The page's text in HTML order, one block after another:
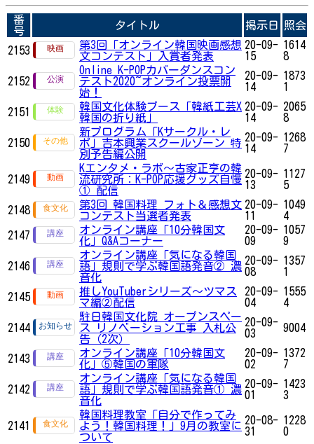
番
号
タイトル 掲示日 照会
2153
第3回「オンライン韓国映画感想
文コンテスト」入賞者発表
20-09-
15
1614
8
2152
Online K-POPカバーダンスコン
テスト2020~オンライン投票開
始！
20-09-
14
1873
1
2151
韓国文化体験ブース「韓紙工芸X
韓国の折り紙」
20-09-
14
2065
8
2150
新プログラム「Kサークル・レ
ポ」吉本興業スクールゾーン 特
別予告編公開
20-09-
14
1268
7
2149
Kエンタメ・ラボ～古家正亨の韓
流研究所：K-POP応援グッズ自慢
① 配信
20-09-
13
1127
5
2148
第3回 韓国料理 フォト＆感想文
コンテスト当選者発表
20-09-
11
1049
4
2147
オンライン講座「10分韓国文
化」Q&Aコーナー
20-09-
09
1057
9
2146
オンライン講座「気になる韓国
語」規則で学ぶ韓国語発音② 濃
音化
20-09-
08
1357
1
2145
推しYouTuberシリーズ〜ツマス
マ編②配信
20-09-
04
1555
4
2144
駐日韓国文化院 オープンスペー
ス リノベーション工事 入札公
告（2次）
20-09-
03
9004
2143
オンライン講座「10分韓国文
化」⑤韓国の軍隊
20-09-
02
1372
7
2142
オンライン講座「気になる韓国
語」規則で学ぶ韓国語発音① 濃
音化
20-09-
01
1423
3
2141
韓国料理教室「自分で作ってみ
よう！韓国料理！」9月の教室に
ついて
20-08-
31
1228
0